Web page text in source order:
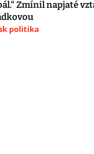
Zmínil napjaté
politika